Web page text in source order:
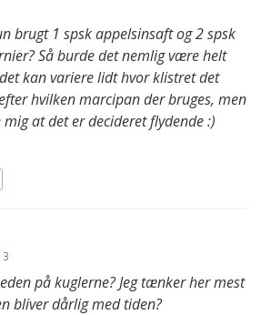
brugt 1 spsk appelsinsaft og 2 spsk
Så burde det nemlig være helt
kan variere lidt hvor klistret det
hvilken marcipan der bruges, men
at det er decideret flydende :)
på kuglerne? Jeg tænker her mest
bliver dårlig med tiden?